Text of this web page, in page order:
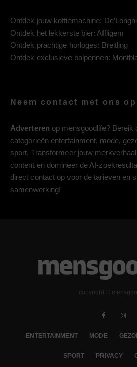
Ontdek jouw koffiemachine: De’Longhi
Ontdek het lekkerste bier: Affligem
Ontdek prachtige horloges: Breitling
Ontdek exclusieve balpennen:
Neem contact met ons op
Adverteren op mensgoodlife? Bereik
categorieën entertainment, mode,
sport. Transformeer jouw merkverhaal
content en domineer de AI-
direct contact op voor de tarieven en
samenwerking!
copyright ©
ENTERTAINMENT MODE
SPORT PRIVACY